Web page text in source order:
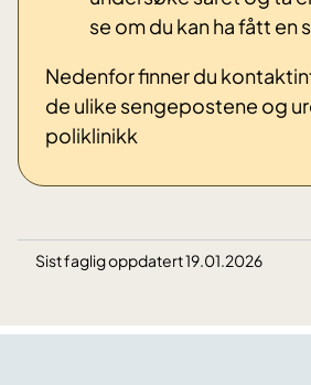
se om du kan ha fått en
Nedenfor finner du
de ulike sengepostene og
poliklinikk
Sist faglig oppdatert 19.01.2026